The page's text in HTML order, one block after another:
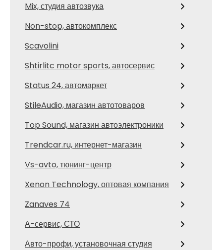
Mix, студия автозвука
Non-stop, автокомплекс
Scavolini
Shtirlitc motor sports, автосервис
Status 24, автомаркет
StileAudio, магазин автотоваров
Top Sound, магазин автоэлектроники
Trendcar.ru, интернет-магазин
Vs-avto, тюнинг-центр
Xenon Technology, оптовая компания
Zanaves 74
А-сервис, СТО
Авто-профи, установочная студия